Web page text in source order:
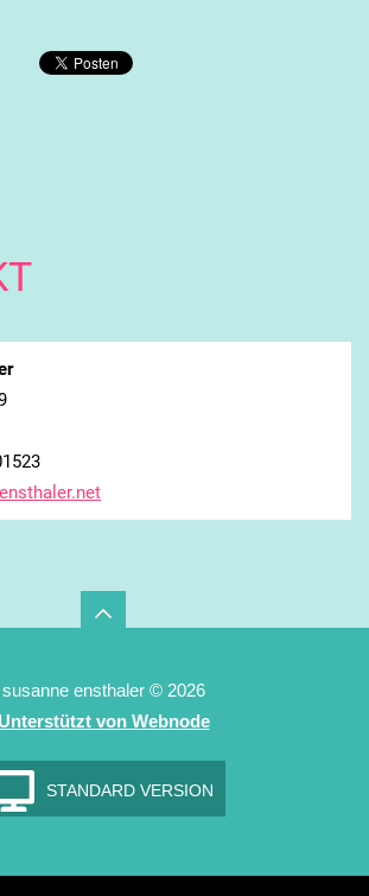
nsthaler.net
susanne ensthaler © 2026
Unterstützt von Webnode
STANDARD VERSION